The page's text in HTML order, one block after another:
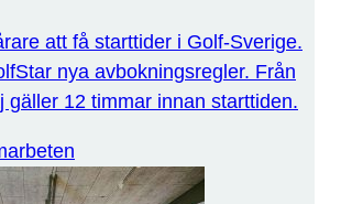
att få starttider i Golf-Sverige.
nya avbokningsregler. Från
gäller 12 timmar innan starttiden.